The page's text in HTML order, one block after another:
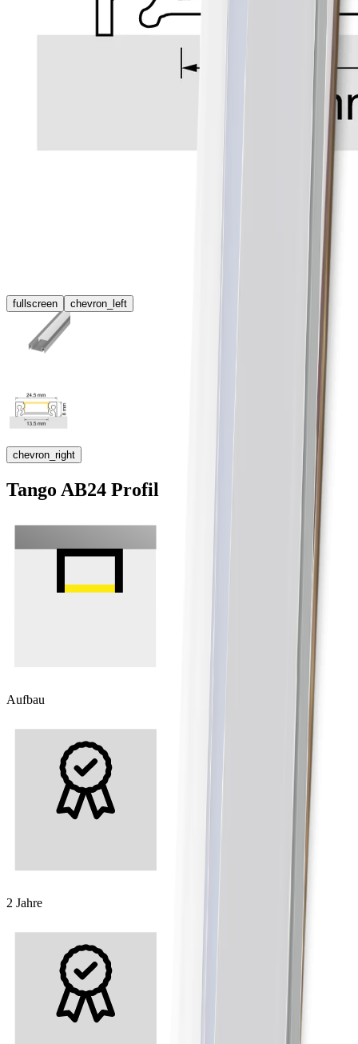
fullscreen chevron_left
chevron_right
Tango AB24 Profil
Aufbau
2 Jahre